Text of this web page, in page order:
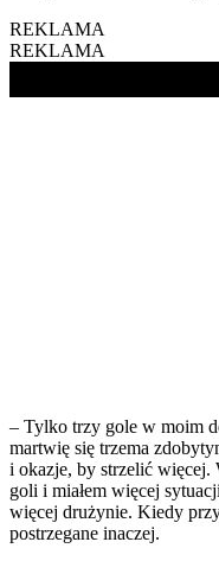
REKLAMA
REKLAMA
– Tylko trzy gole w moim
martwię się trzema
i okazje, by strzelić więcej.
goli i miałem więcej
więcej drużynie. Kiedy
postrzegane inaczej.